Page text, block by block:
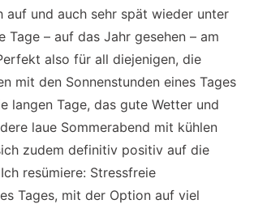
auf und auch sehr spät wieder unter
Tage – auf das Jahr gesehen – am
also für all diejenigen, die
mit den Sonnenstunden eines Tages
langen Tage, das gute Wetter und
laue Sommerabend mit kühlen
zudem definitiv positiv auf die
resümiere: Stressfreie
Tages, mit der Option auf viel